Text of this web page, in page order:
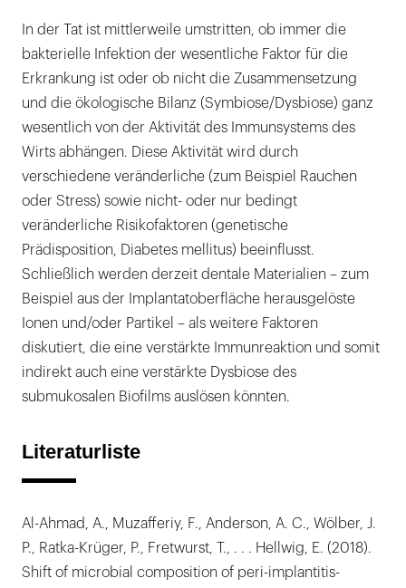
In der Tat ist mittlerweile umstritten, ob immer die
bakterielle Infektion der wesentliche Faktor für die
Erkrankung ist oder ob nicht die Zusammensetzung
und die ökologische Bilanz (Symbiose/Dysbiose) ganz
wesentlich von der Aktivität des Immunsystems des
Wirts abhängen. Diese Aktivität wird durch
verschiedene veränderliche (zum Beispiel Rauchen
oder Stress) sowie nicht- oder nur bedingt
veränderliche Risikofaktoren (genetische
Prädisposition, Diabetes mellitus) beeinflusst.
Schließlich werden derzeit dentale Materialien – zum
Beispiel aus der Implantatoberfläche herausgelöste
Ionen und/oder Partikel – als weitere Faktoren
diskutiert, die eine verstärkte Immunreaktion und somit
indirekt auch eine verstärkte Dysbiose des
submukosalen Biofilms auslösen könnten.
Literaturliste
Al-Ahmad, A., Muzafferiy, F., Anderson, A. C., Wölber, J.
P., Ratka-Krüger, P., Fretwurst, T., . . . Hellwig, E. (2018).
Shift of microbial composition of peri-implantitis-